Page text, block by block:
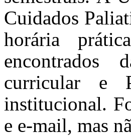
Cuidados
horária
encontrados
curricular e
institucional.
e e-mail, mas